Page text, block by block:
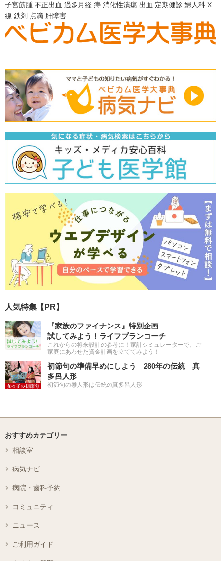
子宮筋腫 不正出血 過多月経 痔 消化性潰瘍 出血 定期健診 婦人科 X
線 鉄剤 点滴 肝障害
人気特集【PR】
『家族のファイナンス』特別企画
試してみよう！ライフプランコーチ
これからの将来設計の参考に！家計シミュレーターで、ご
家庭にあわせた資金計画を立ててみよう！
初節句の準備早めにしよう 280年の伝統 真
多呂人形
初節句の雛人形は伝統の真多呂人形
おすすめカテゴリー
相談室
病気ナビ
病院・歯科予約
コミュニティ
ニュース
ご利用ガイド